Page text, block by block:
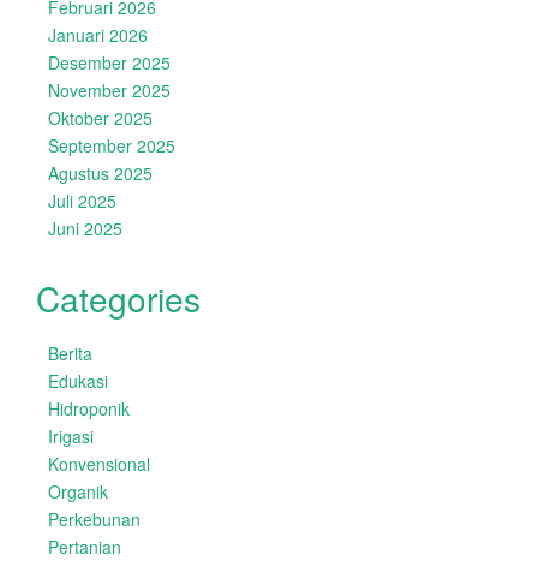
Februari 2026
Januari 2026
Desember 2025
November 2025
Oktober 2025
September 2025
Agustus 2025
Juli 2025
Juni 2025
Categories
Berita
Edukasi
Hidroponik
Irigasi
Konvensional
Organik
Perkebunan
Pertanian